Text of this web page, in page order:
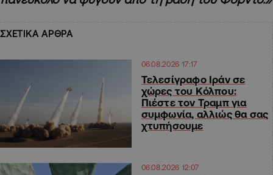
ΣΧΕΤΙΚΑ ΑΡΘΡΑ
06.08.2026 17:17
Τελεσίγραφο Ιράν σε
χώρες του Κόλπου:
Πιέστε τον Τραμπ για
συμφωνία, αλλιώς θα σας
χτυπήσουμε
06.08.2026 12:07